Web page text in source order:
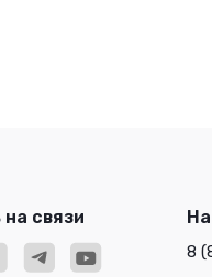
связи
8